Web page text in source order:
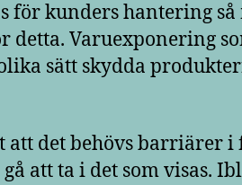
för kunders hantering så
detta. Varuexponering
sätt skydda
att det behövs barriärer i
att ta i det som visas.